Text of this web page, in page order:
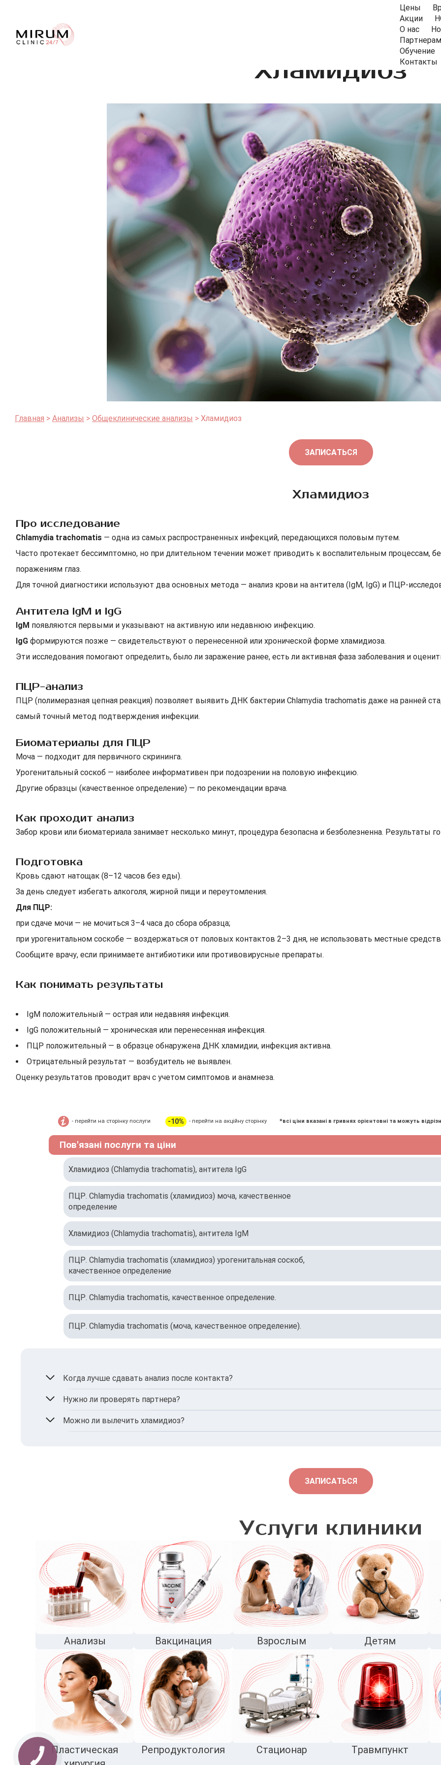
Цены
Акции
О нас
Партнерам
Обучение
Контакты
Хламидиоз
Главная Анализы Общеклинические анализы Хламидиоз
ЗАПИСАТЬСЯ
Хламидиоз
Про исследование
Chlamydia trachomatis — одна из самых распространенных инфекций, передающихся половым путем.
Часто протекает бессимптомно, но при длительном течении может приводить к воспалительным процессам,
поражениям глаз.
Для точной диагностики используют два основных метода — анализ крови на антитела (IgM, IgG) и ПЦР-
Антитела IgM и IgG
IgM появляются первыми и указывают на активную или недавнюю инфекцию.
IgG формируются позже — свидетельствуют о перенесенной или хронической форме хламидиоза.
Эти исследования помогают определить, было ли заражение ранее, есть ли активная фаза заболевания и
ПЦР-анализ
ПЦР (полимеразная цепная реакция) позволяет выявить ДНК бактерии Chlamydia trachomatis даже на ранней
самый точный метод подтверждения инфекции.
Биоматериалы для ПЦР
Моча — подходит для первичного скрининга.
Урогенитальный соскоб — наиболее информативен при подозрении на половую инфекцию.
Другие образцы (качественное определение) — по рекомендации врача.
Как проходит анализ
Забор крови или биоматериала занимает несколько минут, процедура безопасна и безболезненна. Результаты
Подготовка
Кровь сдают натощак (8–12 часов без еды).
За день следует избегать алкоголя, жирной пищи и переутомления.
Для ПЦР:
при сдаче мочи — не мочиться 3–4 часа до сбора образца;
при урогенитальном соскобе — воздержаться от половых контактов 2–3 дня, не использовать местные
Сообщите врачу, если принимаете антибиотики или противовирусные препараты.
Как понимать результаты
IgM положительный — острая или недавняя инфекция.
IgG положительный — хроническая или перенесенная инфекция.
ПЦР положительный — в образце обнаружена ДНК хламидии, инфекция активна.
Отрицательный результат — возбудитель не выявлен.
Оценку результатов проводит врач с учетом симптомов и анамнеза.
- перейти на сторінку послуги -10% - перейти на акційну сторінку *всі ціни вказані в гривнях орієнтовні та можуть
Пов'язані послуги та ціни
Хламидиоз (Chlamydia trachomatis), антитела IgG
ПЦР. Chlamydia trachomatis (хламидиоз) моча, качественное
определение
Хламидиоз (Chlamydia trachomatis), антитела IgM
ПЦР. Chlamydia trachomatis (хламидиоз) урогенитальная соскоб,
качественное определение
ПЦР. Chlamydia trachomatis, качественное определение.
ПЦР. Chlamydia trachomatis (моча, качественное определение).
Когда лучше сдавать анализ после контакта?
Антитела – через 2–3 недели, ПЦР – уже через 5–7 дней.
Нужно ли проверять партнера?
Да, и обоим следует проходить лечение одновременно.
Можно ли вылечить хламидиоз?
ЗАПИСАТЬСЯ
Услуги клиники
Анализы Вакцинация Взрослым Детям
Пластическая
Репродуктология Стационар Травмпункт